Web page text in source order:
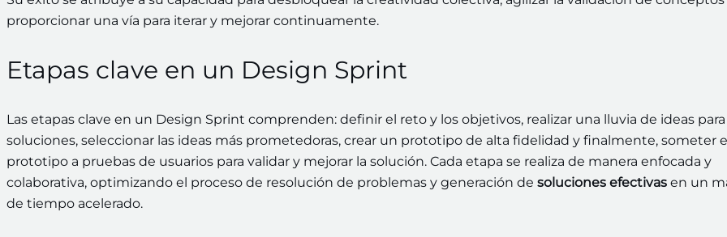
proporcionar una vía para iterar y mejorar continuamente.
Etapas clave en un Design Sprint
Las etapas clave en un Design Sprint comprenden: definir el reto y los objetivos, realizar una lluvia de ideas para
soluciones, seleccionar las ideas más prometedoras, crear un prototipo de alta fidelidad y finalmente, someter
prototipo a pruebas de usuarios para validar y mejorar la solución. Cada etapa se realiza de manera enfocada y
colaborativa, optimizando el proceso de resolución de problemas y generación de soluciones efectivas en un
de tiempo acelerado.